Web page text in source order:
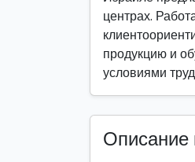
центрах.
продукцию и
условиями
Описание